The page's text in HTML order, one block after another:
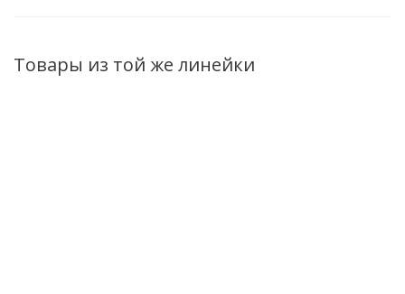
Товары из той же линейки